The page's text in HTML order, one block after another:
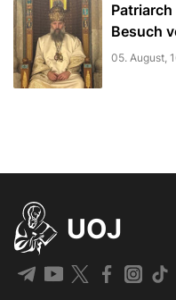
Besuch
05. August,
UOJ